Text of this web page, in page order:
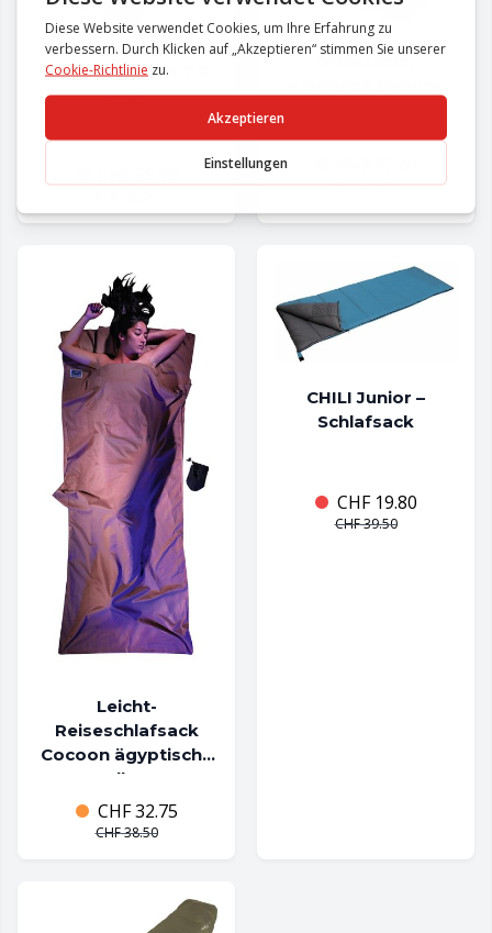
Schlafsack Champ
Kids
Schlafsack
Leicht-
Reiseschlafsack
Cocoon ägyptische
Baumwolle 220 x 90
cm Farbe khaki
CHF32.75
CHF38.50
CHILI Junior –
Schlafsack
CHF19.80
CHF39.50